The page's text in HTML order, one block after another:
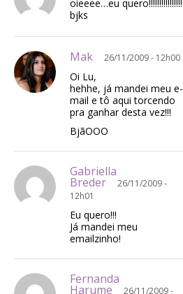
oieeee…eu quero!!!!!!!!!!!!!!!!
bjks
Mak 26/11/2009 - 12h00
Oi Lu,
hehhe, já mandei meu e-
mail e tô aqui torcendo
pra ganhar desta vez!!!
BjãOOO
Gabriella
Breder
26/11/2009 -
12h01
Eu quero!!!
Já mandei meu
emailzinho!
Fernanda
Harume
26/11/2009 -